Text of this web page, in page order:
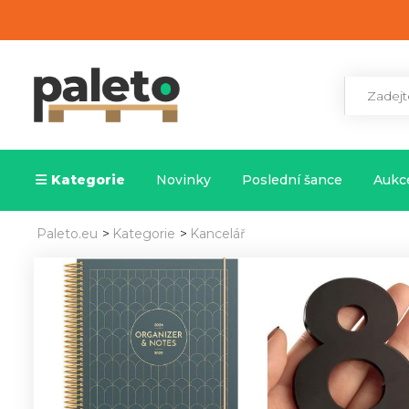
Kategorie Novinky Poslední šance
Paleto.eu > Kategorie > Kancelář